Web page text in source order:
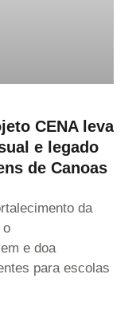
CENA leva
e legado
de Canoas
da
o
e doa
para escolas